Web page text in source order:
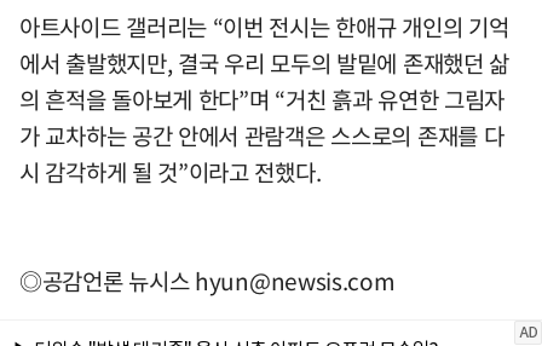
아트사이드 갤러리는 “이번 전시는 한애규 개인의 기억
에서 출발했지만, 결국 우리 모두의 발밑에 존재했던 삶
의 흔적을 돌아보게 한다”며 “거친 흙과 유연한 그림자
가 교차하는 공간 안에서 관람객은 스스로의 존재를 다
시 감각하게 될 것”이라고 전했다.
◎공감언론 뉴시스hyun@newsis.com